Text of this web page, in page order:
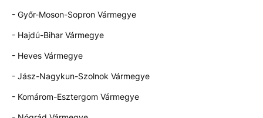
- Győr-Moson-Sopron Vármegye
- Hajdú-Bihar Vármegye
- Heves Vármegye
- Jász-Nagykun-Szolnok Vármegye
- Komárom-Esztergom Vármegye